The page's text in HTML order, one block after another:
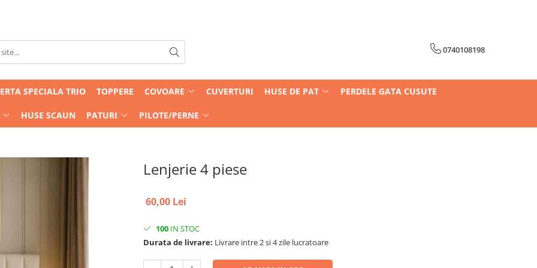
0740108198
SPECIALA TRIO TOPPERE COVOARE CUVERTURI HUSE DE PAT PERDELE GATA CUSUTE
HUSE SCAUN PATURI PILOTE/PERNE
Lenjerie 4 piese
60,00 Lei
100 IN STOC
Durata de livrare: Livrare intre 2 si 4 zile lucratoare